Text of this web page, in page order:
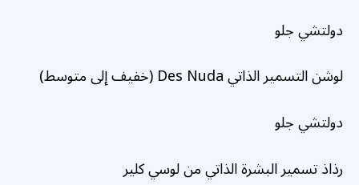
دولتشي جلو
لوشن التسمير الذاتي Des Nuda (خفيف إلى متوسط)
دولتشي جلو
رذاذ تسمير البشرة الذاتي من لوسي كلير